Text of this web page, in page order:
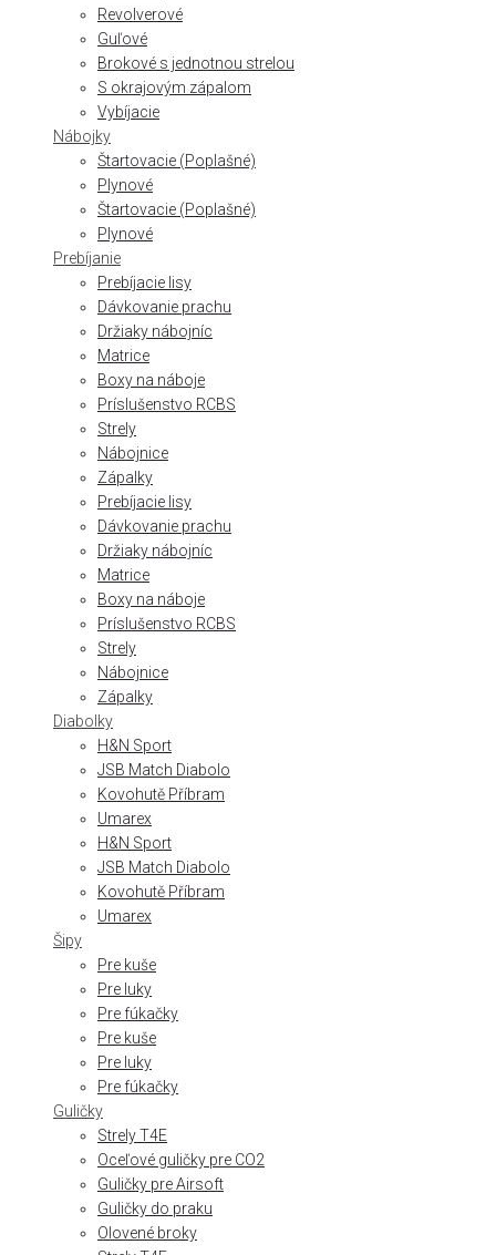
Revolverové
Guľové
Brokové s jednotnou strelou
S okrajovým zápalom
Vybíjacie
Nábojky
Štartovacie (Poplašné)
Plynové
Štartovacie (Poplašné)
Plynové
Prebíjanie
Prebíjacie lisy
Dávkovanie prachu
Držiaky nábojníc
Matrice
Boxy na náboje
Príslušenstvo RCBS
Strely
Nábojnice
Zápalky
Prebíjacie lisy
Dávkovanie prachu
Držiaky nábojníc
Matrice
Boxy na náboje
Príslušenstvo RCBS
Strely
Nábojnice
Zápalky
Diabolky
H&N Sport
JSB Match Diabolo
Kovohutě Příbram
Umarex
H&N Sport
JSB Match Diabolo
Kovohutě Příbram
Umarex
Šipy
Pre kuše
Pre luky
Pre fúkačky
Pre kuše
Pre luky
Pre fúkačky
Guličky
Strely T4E
Oceľové guličky pre CO2
Guličky pre Airsoft
Guličky do praku
Olovené broky